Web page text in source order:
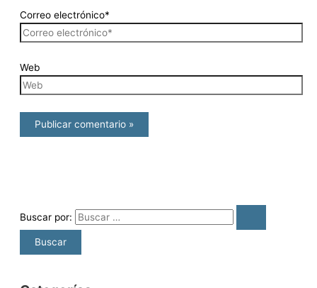
Correo electrónico*
Web
Buscar por: